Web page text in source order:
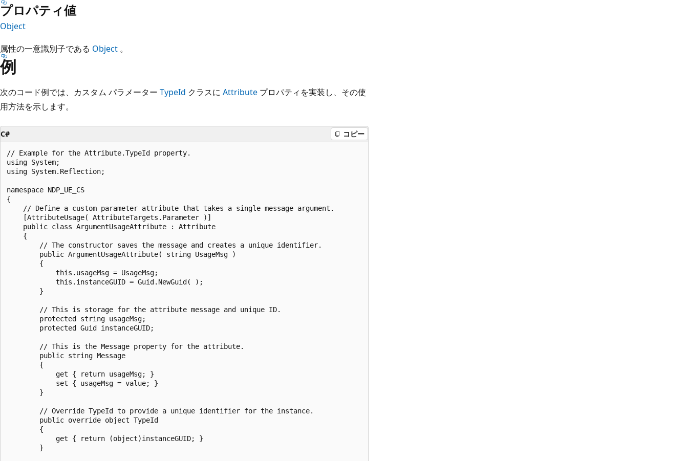
プロパティ値
Object
属性の一意識別子である Object 。
例
次のコード例では、カスタム パラメーター TypeId クラスに Attribute プロパティを実装し、その使
用方法を示します。
C# コピー
// Example for the Attribute.TypeId property.
using System;
using System.Reflection;
namespace NDP_UE_CS
{
    // Define a custom parameter attribute that takes a single message argument.
    [AttributeUsage( AttributeTargets.Parameter )]
    public class ArgumentUsageAttribute : Attribute
    {
        // The constructor saves the message and creates a unique identifier.
        public ArgumentUsageAttribute( string UsageMsg )
        {
            this.usageMsg = UsageMsg;
            this.instanceGUID = Guid.NewGuid( );
        }
        // This is storage for the attribute message and unique ID.
        protected string usageMsg;
        protected Guid instanceGUID;
        // This is the Message property for the attribute.
        public string Message
        {
            get { return usageMsg; }
            set { usageMsg = value; }
        }
        // Override TypeId to provide a unique identifier for the instance.
        public override object TypeId
        {
            get { return (object)instanceGUID; }
        }